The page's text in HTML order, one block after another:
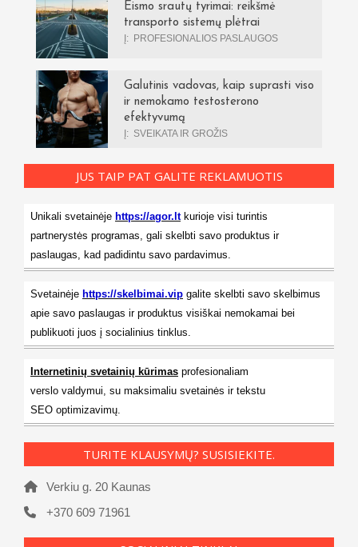
Eismo srautų tyrimai: reikšmė
transporto sistemų plėtrai
Į: PROFESIONALIOS PASLAUGOS
Galutinis vadovas, kaip suprasti viso
ir nemokamo testosterono
efektyvumą
Į: SVEIKATA IR GROŽIS
JUS TAIP PAT GALITE REKLAMUOTIS
Unikali svetainėje https://agor.ltkurioje visi turintis
partnerystės programas, gali skelbti savo produktus ir
paslaugas, kad padidintu savo pardavimus.
Svetainėje https://skelbimai.vip galite skelbti savo skelbimus
apie savo paslaugas ir produktus visiškai nemokamai bei
publikuoti juos į socialinius tinklus.
Internetinių svetainių kūrimas profesionaliam
verslo valdymui, su maksimaliu svetainės ir tekstu
SEO optimizavimų.
TURITE KLAUSYMŲ? SUSISIEKITE.
Verkiu g. 20 Kaunas
+370 609 71961